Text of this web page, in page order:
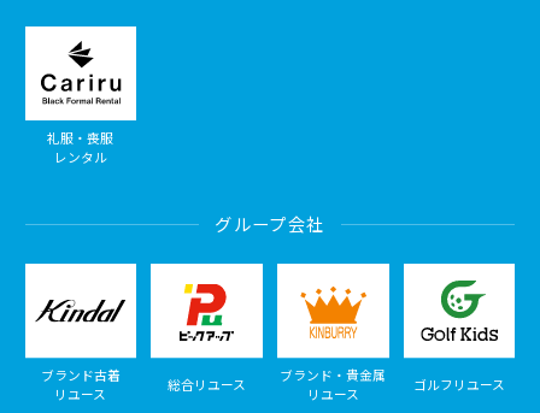
礼服・喪服
レンタル
グループ会社
ブランド古着
リユース
総合リユース
ブランド・貴金属
リユース
ゴルフリユース